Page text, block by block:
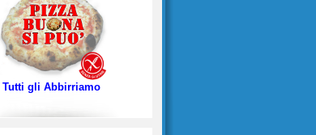
Tutti gli Abbirriamo